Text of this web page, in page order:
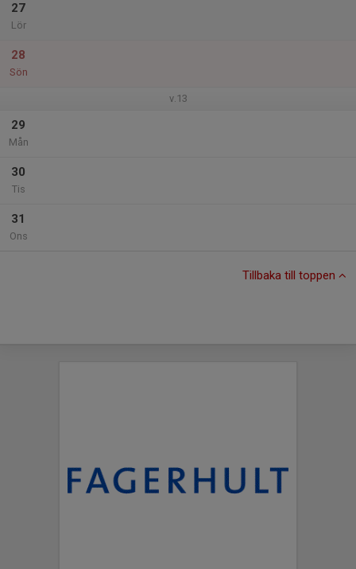
27
Lör
28
Sön
v.13
29
Mån
30
Tis
31
Ons
Tillbaka till toppen